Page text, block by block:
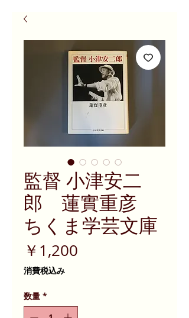
監督 小津安二
郎 蓮實重彦
ちくま学芸文庫
￥1,200
消費税込み
数量 *